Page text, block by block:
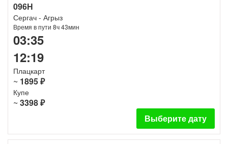
096Н
Сергач - Агрыз
Время в пути 8ч 43мин
03:35
12:19
Плацкарт
~ 1895 ₽
Купе
~ 3398 ₽
Выберите дату